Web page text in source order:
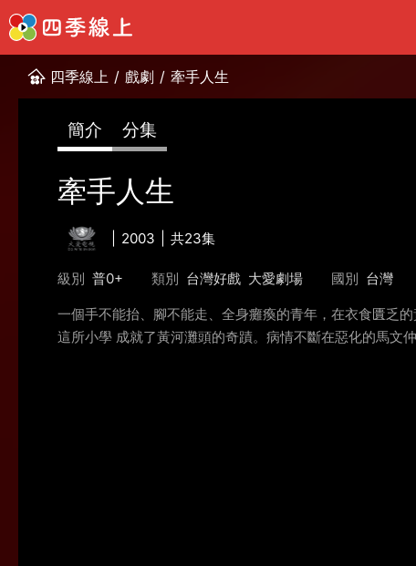
四季線上 / 戲劇 / 牽手人生
簡介 分集
牽手人生
2003 共23集
級別 普0+ 類別 台灣好戲 大愛劇場 國別 台灣
一個手不能抬、腳不能走、全身癱瘓的青年，在衣食匱乏
這所小學 成就了黃河灘頭的奇蹟。病情不斷在惡化的馬文